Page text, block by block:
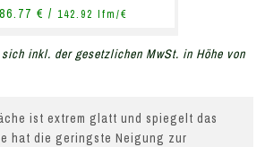
€ / 142.92 lfm/€
inkl. der gesetzlichen MwSt. in Höhe von
ist extrem glatt und spiegelt das
hat die geringste Neigung zur